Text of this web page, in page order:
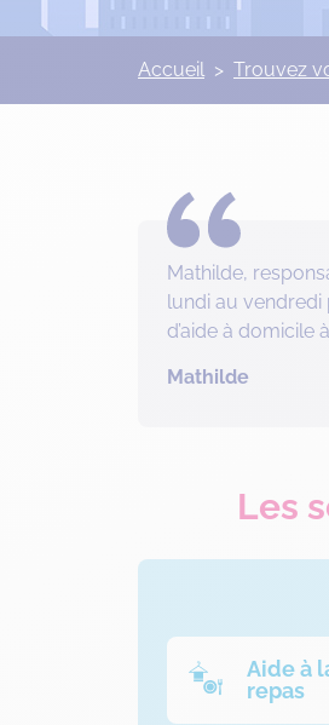
Accueil > Trouvez
Mathilde,
lundi au
d’aide à domicile
Mathilde
Les
Aide à
repas